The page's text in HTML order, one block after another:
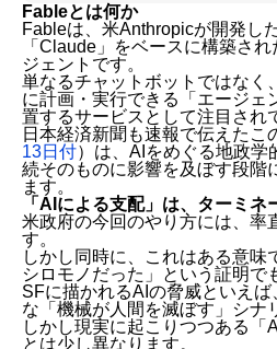
Fableとは何か
Fableは、米Anthropicが開発し
「Claude」をベースに構築さ
ジェントです。
単なるチャットボットではなく
に計画・実行できる「エージェ
置するサービスとして注目され
日本経済新聞も速報で伝えたこ
13日付）は、AIをめぐる地政学
続そのものに影響を及ぼす段階
ます。
「AIによる支配」は、ターミネ
米政府の今回のやり方には、率
す。
しかし同時に、これはある意味
シロモノだった」という証明で
SFに描かれるAIの脅威といえば
な「機械が人間を滅ぼす」シナ
しかし現実に起こりつつある「
とは少し異なります。